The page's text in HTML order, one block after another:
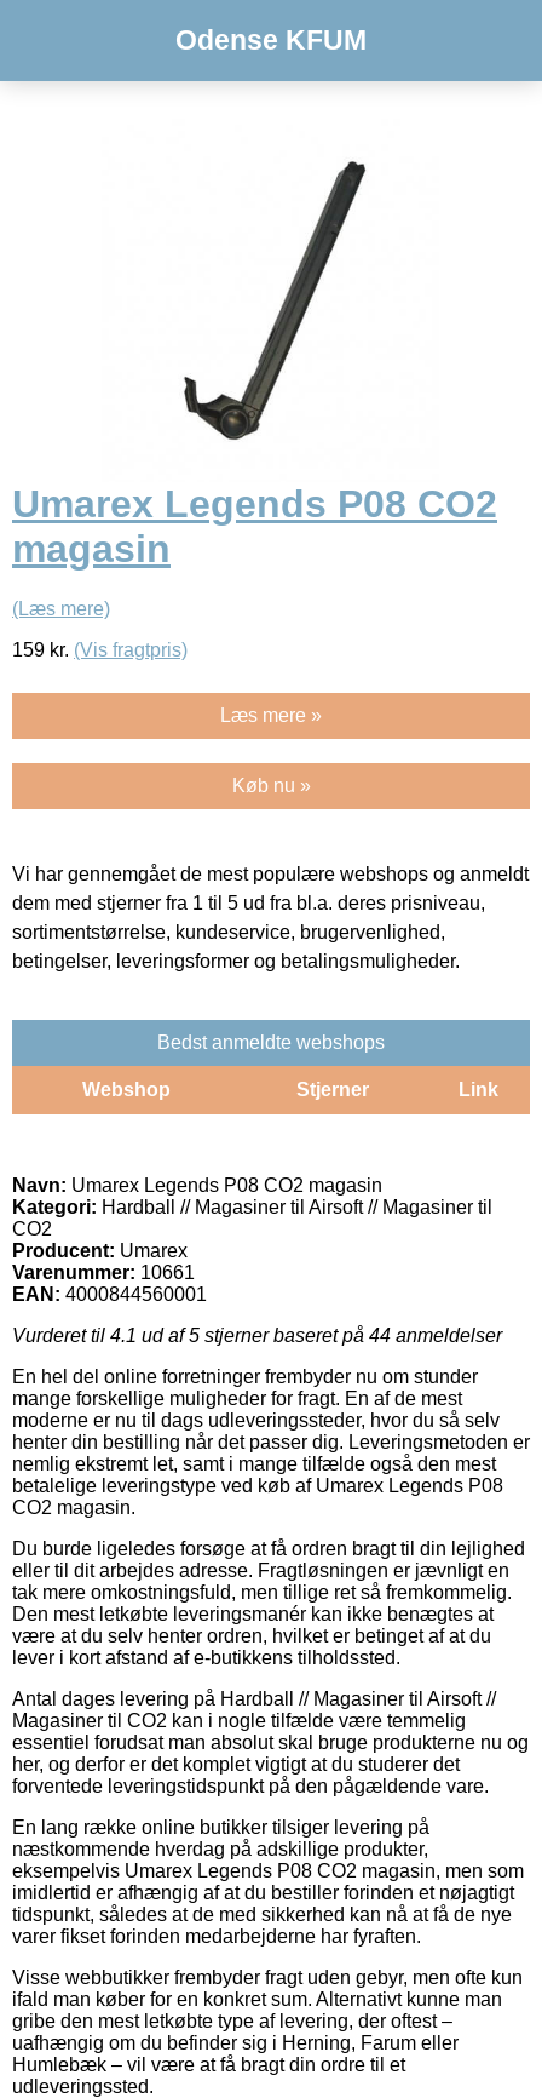
Odense KFUM
Umarex Legends P08 CO2
magasin
(Læs mere)
159 kr. (Vis fragtpris)
Læs mere »
Køb nu »
Vi har gennemgået de mest populære webshops og anmeldt
dem med stjerner fra 1 til 5 ud fra bl.a. deres prisniveau,
sortimentstørrelse, kundeservice, brugervenlighed,
betingelser, leveringsformer og betalingsmuligheder.
Bedst anmeldte webshops
Webshop Stjerner Link
Navn: Umarex Legends P08 CO2 magasin
Kategori: Hardball // Magasiner til Airsoft // Magasiner til
CO2
Producent: Umarex
Varenummer: 10661
EAN: 4000844560001
Vurderet til 4.1 ud af 5 stjerner baseret på 44 anmeldelser
En hel del online forretninger frembyder nu om stunder
mange forskellige muligheder for fragt. En af de mest
moderne er nu til dags udleveringssteder, hvor du så selv
henter din bestilling når det passer dig. Leveringsmetoden er
nemlig ekstremt let, samt i mange tilfælde også den mest
betalelige leveringstype ved køb af Umarex Legends P08
CO2 magasin.
Du burde ligeledes forsøge at få ordren bragt til din lejlighed
eller til dit arbejdes adresse. Fragtløsningen er jævnligt en
tak mere omkostningsfuld, men tillige ret så fremkommelig.
Den mest letkøbte leveringsmanér kan ikke benægtes at
være at du selv henter ordren, hvilket er betinget af at du
lever i kort afstand af e-butikkens tilholdssted.
Antal dages levering på Hardball // Magasiner til Airsoft //
Magasiner til CO2 kan i nogle tilfælde være temmelig
essentiel forudsat man absolut skal bruge produkterne nu og
her, og derfor er det komplet vigtigt at du studerer det
forventede leveringstidspunkt på den pågældende vare.
En lang række online butikker tilsiger levering på
næstkommende hverdag på adskillige produkter,
eksempelvis Umarex Legends P08 CO2 magasin, men som
imidlertid er afhængig af at du bestiller forinden et nøjagtigt
tidspunkt, således at de med sikkerhed kan nå at få de nye
varer fikset forinden medarbejderne har fyraften.
Visse webbutikker frembyder fragt uden gebyr, men ofte kun
ifald man køber for en konkret sum. Alternativt kunne man
gribe den mest letkøbte type af levering, der oftest –
uafhængig om du befinder sig i Herning, Farum eller
Humlebæk – vil være at få bragt din ordre til et
udleveringssted.